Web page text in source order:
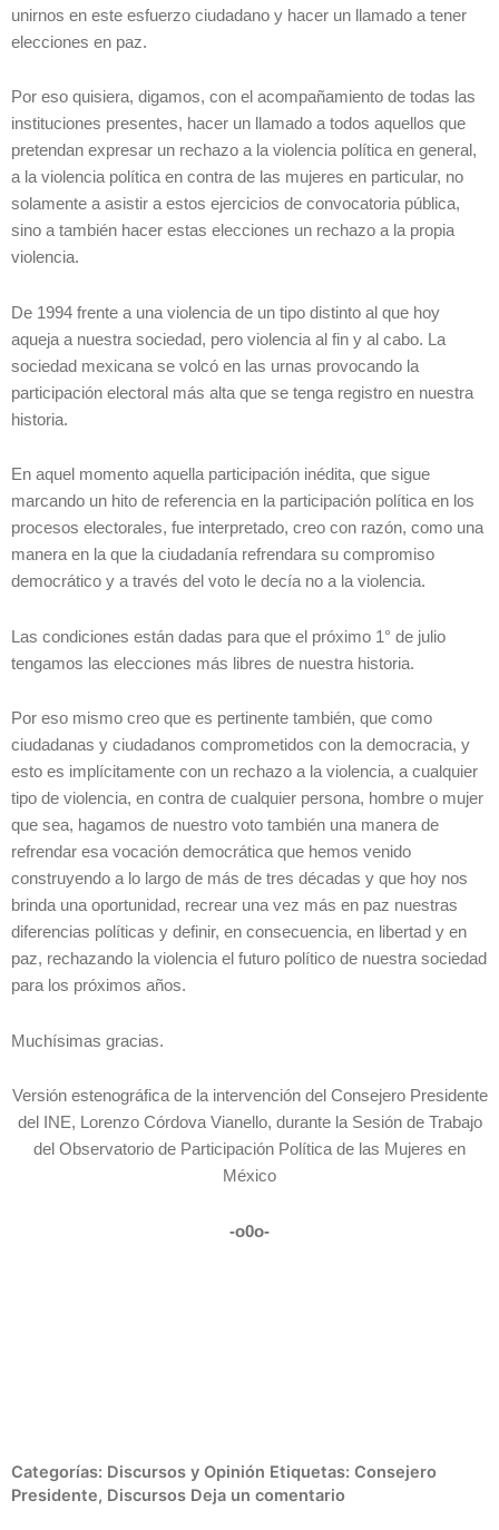
unirnos en este esfuerzo ciudadano y hacer un llamado a tener
elecciones en paz.
Por eso quisiera, digamos, con el acompañamiento de todas las
instituciones presentes, hacer un llamado a todos aquellos que
pretendan expresar un rechazo a la violencia política en general,
a la violencia política en contra de las mujeres en particular, no
solamente a asistir a estos ejercicios de convocatoria pública,
sino a también hacer estas elecciones un rechazo a la propia
violencia.
De 1994 frente a una violencia de un tipo distinto al que hoy
aqueja a nuestra sociedad, pero violencia al fin y al cabo. La
sociedad mexicana se volcó en las urnas provocando la
participación electoral más alta que se tenga registro en nuestra
historia.
En aquel momento aquella participación inédita, que sigue
marcando un hito de referencia en la participación política en los
procesos electorales, fue interpretado, creo con razón, como una
manera en la que la ciudadanía refrendara su compromiso
democrático y a través del voto le decía no a la violencia.
Las condiciones están dadas para que el próximo 1° de julio
tengamos las elecciones más libres de nuestra historia.
Por eso mismo creo que es pertinente también, que como
ciudadanas y ciudadanos comprometidos con la democracia, y
esto es implícitamente con un rechazo a la violencia, a cualquier
tipo de violencia, en contra de cualquier persona, hombre o mujer
que sea, hagamos de nuestro voto también una manera de
refrendar esa vocación democrática que hemos venido
construyendo a lo largo de más de tres décadas y que hoy nos
brinda una oportunidad, recrear una vez más en paz nuestras
diferencias políticas y definir, en consecuencia, en libertad y en
paz, rechazando la violencia el futuro político de nuestra sociedad
para los próximos años.
Muchísimas gracias.
Versión estenográfica de la intervención del Consejero Presidente
del INE, Lorenzo Córdova Vianello, durante la Sesión de Trabajo
del Observatorio de Participación Política de las Mujeres en
México
-o0o-
Categorías: Discursos y Opinión Etiquetas: Consejero
Presidente, Discursos Deja un comentario